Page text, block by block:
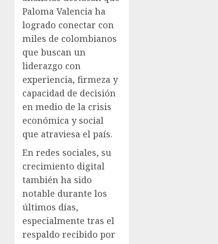
Paloma Valencia ha
logrado conectar con
miles de colombianos
que buscan un
liderazgo con
experiencia, firmeza y
capacidad de decisión
en medio de la crisis
económica y social
que atraviesa el país.
En redes sociales, su
crecimiento digital
también ha sido
notable durante los
últimos días,
especialmente tras el
respaldo recibido por